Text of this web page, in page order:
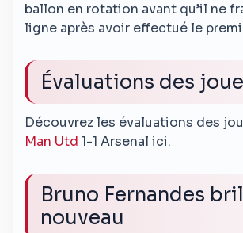
ballon en rotation avant qu’il ne
ligne après avoir effectué le
Évaluations des
Découvrez les évaluations des
Man Utd 1-1 Arsenal ici.
Bruno Fernandes
nouveau